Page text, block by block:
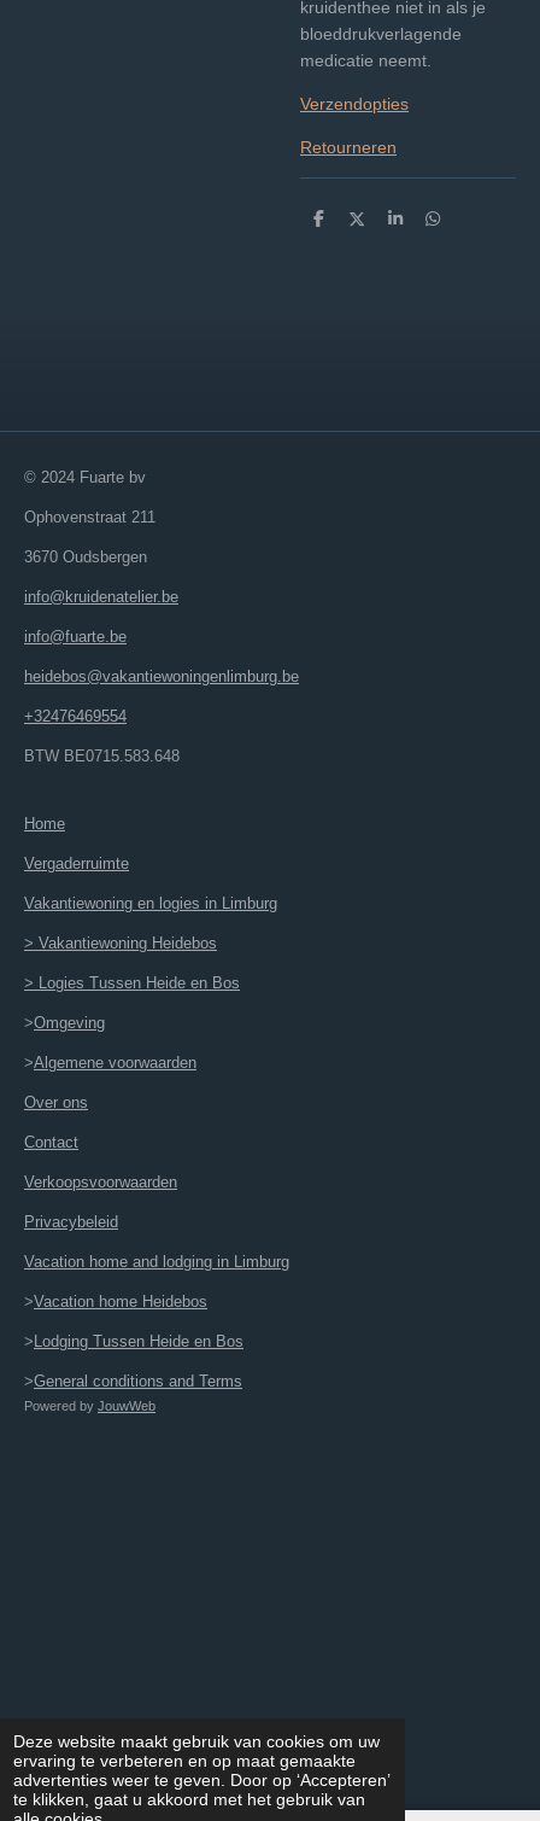
Deze website maakt gebruik van cookies om uw
ervaring te verbeteren en op maat gemaakte
advertenties weer te geven. Door op ‘Accepteren’
te klikken, gaat u akkoord met het gebruik van
kruidenthee niet in als je
bloeddrukverlagende
medicatie neemt.
Verzendopties
Retourneren
D
D
S
D
© 2024 Fuarte bv
Ophovenstraat 211
3670 Oudsbergen
info@kruidenatelier.be
info@fuarte.be
heidebos@vakantiewoningenlimburg.be
+32476469554
BTW BE0715.583.648
Home
Vergaderruimte
Vakantiewoning en logies in Limburg
> Vakantiewoning Heidebos
> Logies Tussen Heide en Bos
>Omgeving
>Algemene voorwaarden
Over ons
Contact
Verkoopsvoorwaarden
Privacybeleid
Vacation home and lodging in Limburg
>Vacation home Heidebos
> Lodging Tussen Heide en Bos
>General conditions and Terms
Powered by JouwWeb